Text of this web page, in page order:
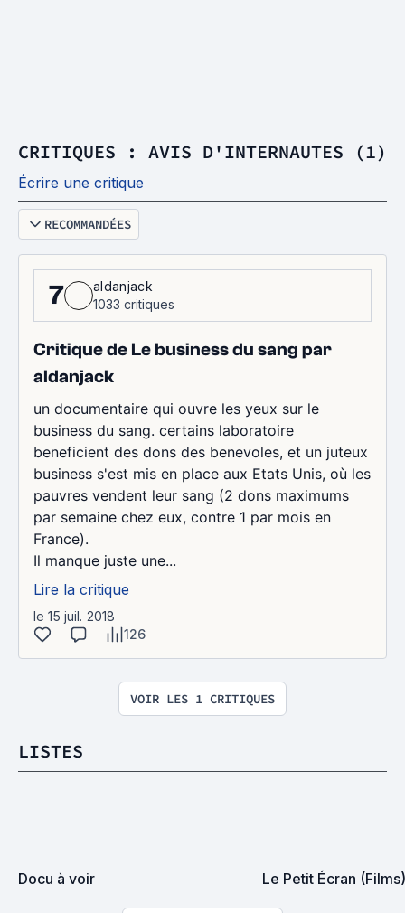
CRITIQUES : AVIS D'INTERNAUTES (1)
Écrire une critique
RECOMMANDÉES
7
aldanjack
1033 critiques
Critique de Le business du sang par
aldanjack
un documentaire qui ouvre les yeux sur le
business du sang. certains laboratoire
beneficient des dons des benevoles, et un juteux
business s'est mis en place aux Etats Unis, où les
pauvres vendent leur sang (2 dons maximums
par semaine chez eux, contre 1 par mois en
France).
Il manque juste une...
Lire la critique
le 15 juil. 2018
126
VOIR LES 1 CRITIQUES
LISTES
Docu à voir Le Petit Écran (Films)